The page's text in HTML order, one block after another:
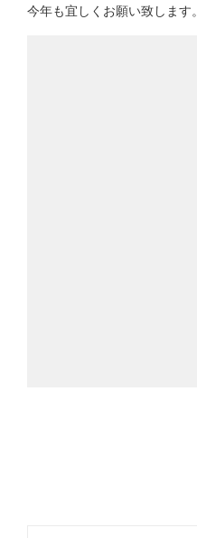
今年も宜しくお願い致します。